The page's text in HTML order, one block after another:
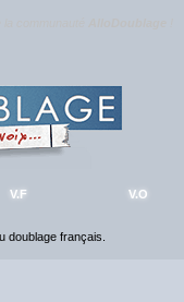
V.F V.O
doublage français.